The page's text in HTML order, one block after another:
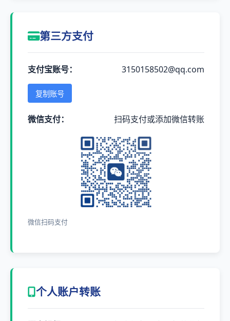
第三方支付
支付宝账号： 3150158502@qq.com
复制账号
微信支付： 扫码支付或添加微信转账
微信扫码支付
个人账户转账